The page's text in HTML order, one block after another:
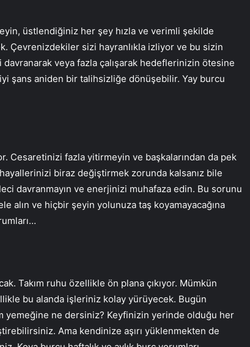
üstlendiğiniz her şey hızla ve verimli şekilde
Çevrenizdekiler sizi hayranlıkla izliyor ve bu sizin
davranarak veya fazla çalışarak hedeflerinizin ötesine
şans aniden bir talihsizliğe dönüşebilir. Yay burcu
Cesaretinizi fazla yitirmeyin ve başkalarından da pek
biraz değiştirmek zorunda kalsanız bile
davranmayın ve enerjinizi muhafaza edin. Bu sorunu
alın ve hiçbir şeyin yolunuza taş koyamayacağına
Takım ruhu özellikle ön plana çıkıyor. Mümkün
bu alanda işleriniz kolay yürüyecek. Bugün
yemeğine ne dersiniz? Keyfinizin yerinde olduğu her
Ama kendinize aşırı yüklenmekten de